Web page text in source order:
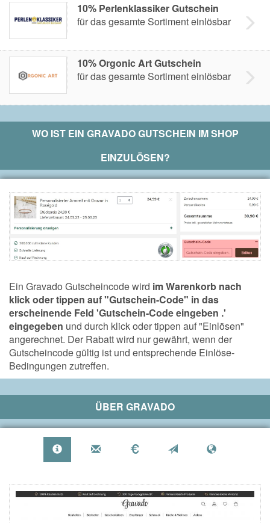
10% Perlenklassiker Gutschein
für das gesamte Sortiment einlösbar
10% Orgonic Art Gutschein
für das gesamte Sortiment einlösbar
WO IST EIN GRAVADOGUTSCHEIN IM SHOP
EINZULÖSEN?
Ein Gravado Gutscheincode wird im Warenkorb nach
klick oder tippen auf "Gutschein-Code" in das
erscheinende Feld 'Gutschein-Code eingeben .'
eingegeben und durch klick oder tippen auf "Einlösen"
angerechnet. Der Rabatt wird nur gewährt, wenn der
Gutscheincode gültig ist und entsprechende Einlöse-
Bedingungen zutreffen.
ÜBER GRAVADO